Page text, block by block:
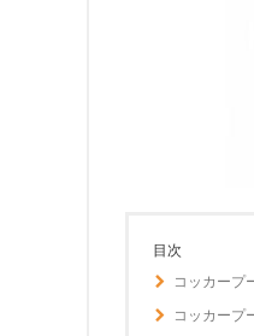
目次
コッカープ
コッカープ